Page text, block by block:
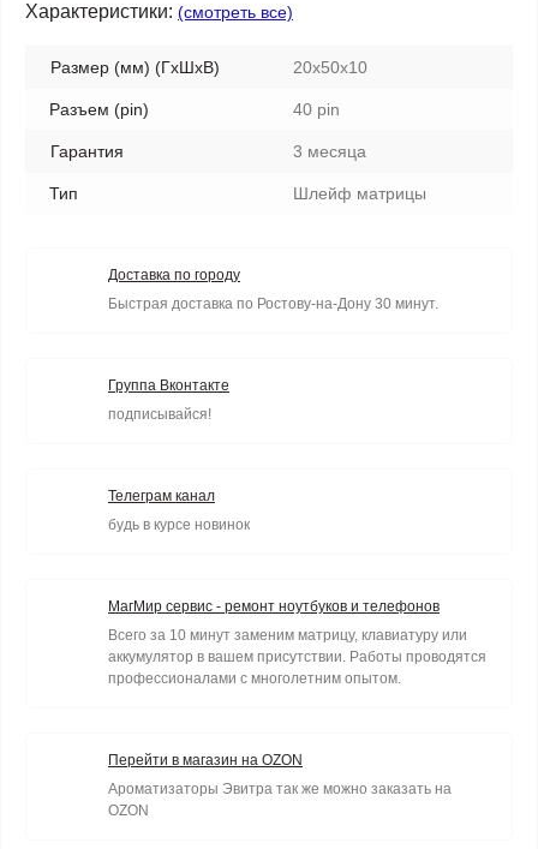
Характеристики: (смотреть все)
Размер (мм) (ГхШхВ) 20x50x10
Разъем (pin) 40 pin
Гарантия 3 месяца
Тип Шлейф матрицы
Доставка по городу
Быстрая доставка по Ростову-на-Дону 30 минут.
Группа Вконтакте
подписывайся!
Телеграм канал
будь в курсе новинок
МагМир сервис - ремонт ноутбуков и телефонов
Всего за 10 минут заменим матрицу, клавиатуру или
аккумулятор в вашем присутствии. Работы проводятся
профессионалами с многолетним опытом.
Перейти в магазин на OZON
Ароматизаторы Эвитра так же можно заказать на
OZON